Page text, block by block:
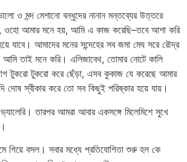
ও মন্দ মেশানো বন্ধুদের নানান মন্তব্যের উত্তরে
ওহো আমার মনে হয়, আমি এ কাজ করেছি–তবে আশা করি
যাবে। আমাদের মনের সন্দেহের সব জমা মেঘ সরে রৌদ্র
তাই মনে করি। এলিজাবেথ, তোমার নোটে কালি
টুকরো টুকরো করে ছেঁড়া, এসব কুকাজ যে করেছে আমার
দোষ স্বীকার করে তো সব কিছুই পরিষ্কার হয়ে যায়।
তারপর আমরা আবার একসঙ্গে মিলেমিশে সুখে
গিয়ে বসল। সবার মধ্যে প্রতিযোগিতা শুরু হল কে